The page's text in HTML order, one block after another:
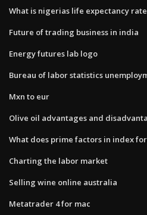
What is nigerias life expectancy rate
Future of trading business in india
Energy futures lab logo
Bureau of labor statistics
Mxn to eur
Olive oil advantages and
What does prime factors in index
Charting the labor market
Selling wine online australia
Metatrader 4 for mac